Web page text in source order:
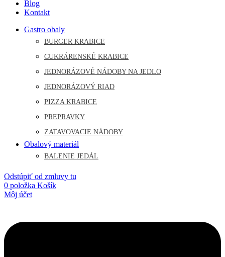
Blog
Kontakt
Gastro obaly
BURGER KRABICE
CUKRÁRENSKÉ KRABICE
JEDNORÁZOVÉ NÁDOBY NA JEDLO
JEDNORÁZOVÝ RIAD
PIZZA KRABICE
PREPRAVKY
ZATAVOVACIE NÁDOBY
Obalový materiál
BALENIE JEDÁL
Odstúpiť od zmluvy tu
0 položka Košík
Môj účet